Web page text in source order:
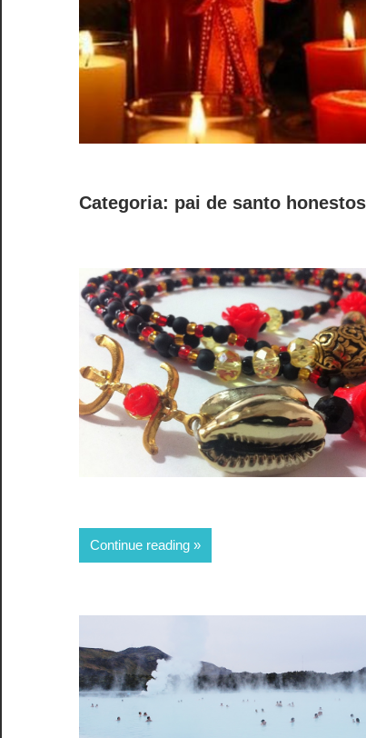
Categoria: pai de santo honestos
Continue reading